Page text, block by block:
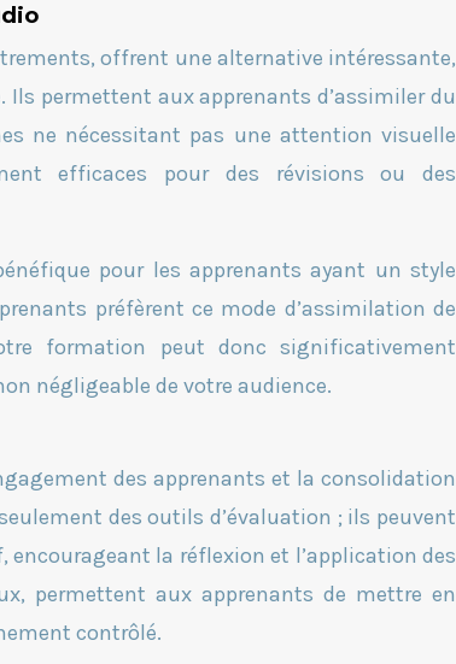
offrent une alternative intéressante,
permettent aux apprenants d’assimiler du
ne nécessitant pas une attention visuelle
efficaces pour des révisions ou des
pour les apprenants ayant un style
préfèrent ce mode d’assimilation de
formation peut donc significativement
négligeable de votre audience.
des apprenants et la consolidation
des outils d’évaluation ; ils peuvent
encourageant la réflexion et l’application des
permettent aux apprenants de mettre en
contrôlé.